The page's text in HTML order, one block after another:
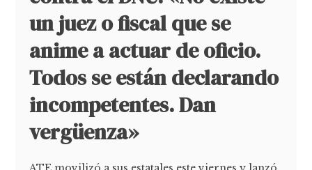
un juez o fiscal que se
anime a actuar de oficio.
Todos se están declarando
incompetentes. Dan
vergüenza»